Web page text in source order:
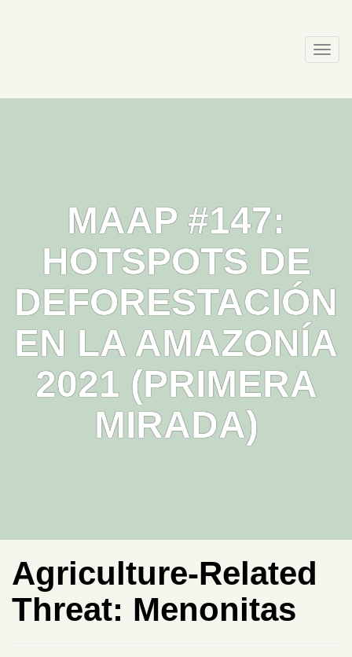
MAAP #147:
HOTSPOTS DE
DEFORESTACIÓN
EN LA AMAZONÍA
2021 (PRIMERA
MIRADA)
Agriculture-Related
Threat: Menonitas